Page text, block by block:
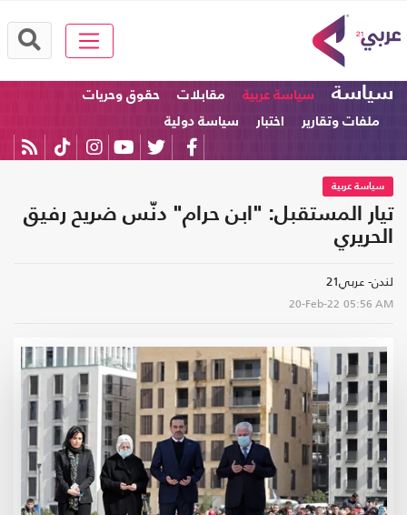
سياسة سياسة عربية مقابلات
حقوق وحريات
ملفات وتقارير
اختبار سياسة دولية
سياسة عربية
تيار المستقبل: "ابن حرام" دنّس ضريح رفيق
الحريري
لندن- عربي21
20-Feb-22 05:56 AM